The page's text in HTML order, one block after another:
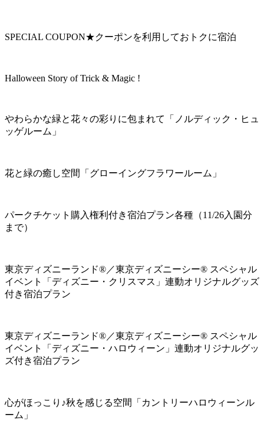
SPECIAL COUPON★クーポンを利用しておトクに宿泊
Halloween Story of Trick & Magic !
やわらかな緑と花々の彩りに包まれて「ノルディック・ヒュ
ッゲルーム」
花と緑の癒し空間「グローイングフラワールーム」
パークチケット購入権利付き宿泊プラン各種（11/26入園分
まで）
東京ディズニーランド®／東京ディズニーシー® スペシャル
イベント「ディズニー・クリスマス」連動オリジナルグッズ
付き宿泊プラン
東京ディズニーランド®／東京ディズニーシー® スペシャル
イベント「ディズニー・ハロウィーン」連動オリジナルグッ
ズ付き宿泊プラン
心がほっこり♪秋を感じる空間「カントリーハロウィーンル
ーム」